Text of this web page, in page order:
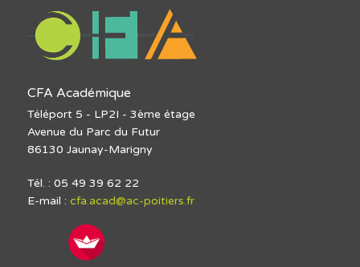
CFA Académique
Téléport 5 - LP2I - 3ème étage
Avenue du Parc du Futur
86130 Jaunay-Marigny
Tél. : 05 49 39 62 22
E-mail : cfa.acad@ac-poitiers.fr